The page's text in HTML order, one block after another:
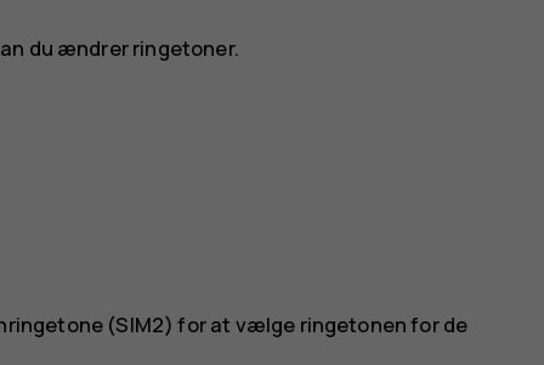
du ændrer ringetoner.
(SIM2) for at vælge ringetonen for de